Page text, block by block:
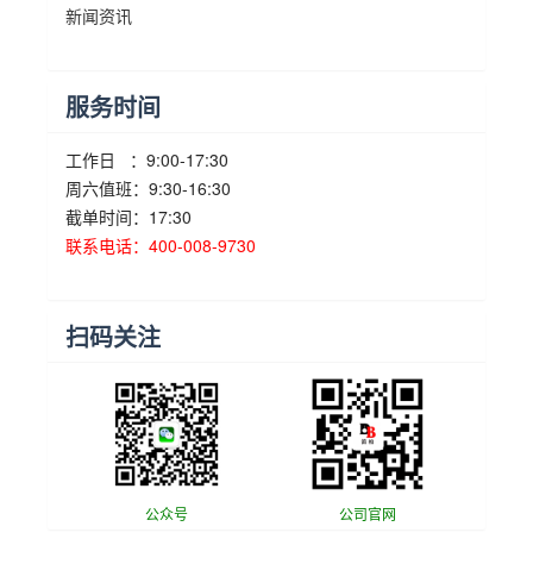
新闻资讯
服务时间
工作日 ：9:00-17:30
周六值班：9:30-16:30
截单时间：17:30
联系电话：400-008-9730
扫码关注
公众号 公司官网